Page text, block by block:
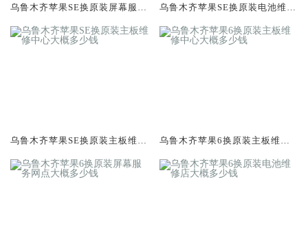
乌鲁木齐苹果SE换原装屏幕服务
乌鲁木齐苹果SE换原装电池维修
乌鲁木齐苹果SE换原装主板维修
乌鲁木齐苹果6换原装主板维修